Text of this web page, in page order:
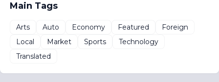
Main Tags
Arts Auto Economy Featured
Foreign
Local
Market Sports
Technology
Translated